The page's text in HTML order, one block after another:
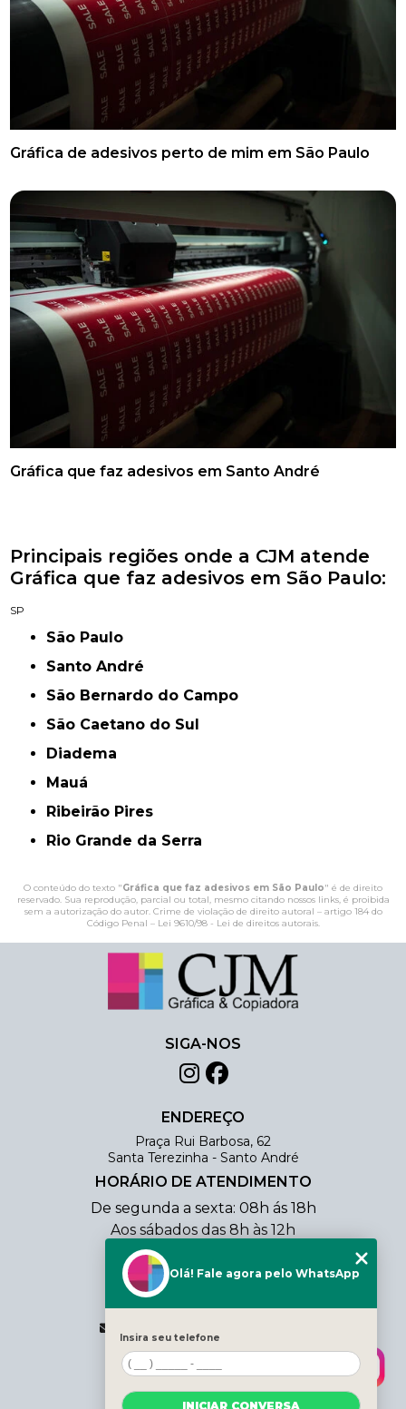
Gráfica de adesivos perto de mim em São Paulo
Gráfica que faz adesivos em Santo André
Principais regiões onde a CJM atende
Gráfica que faz adesivos em São Paulo:
SP
São Paulo
Santo André
São Bernardo do Campo
São Caetano do Sul
Diadema
Mauá
Ribeirão Pires
Rio Grande da Serra
O conteúdo do texto "Gráfica que faz adesivos em São Paulo" é de direito
reservado. Sua reprodução, parcial ou total, mesmo citando nossos links, é proibida
sem a autorização do autor. Crime de violação de direito autoral – artigo 184 do
Código Penal – Lei 9610/98 - Lei de direitos autorais.
SIGA-NOS
ENDEREÇO
Praça Rui Barbosa, 62
Santa Terezinha - Santo André
HORÁRIO DE ATENDIMENTO
De segunda a sexta: 08h ás 18h
Aos sábados das 8h às 12h
CONTATO
(11) 4438-0354
(11) 98803-3206
MENU
HOME
Olá! Fale agora pelo WhatsApp
Insira seu telefone
INICIAR CONVERSA